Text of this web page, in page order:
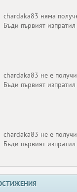
chardaka83 няма
Бъди първият
chardaka83 не е
Бъди първият изпратил
chardaka83 не е
Бъди първият